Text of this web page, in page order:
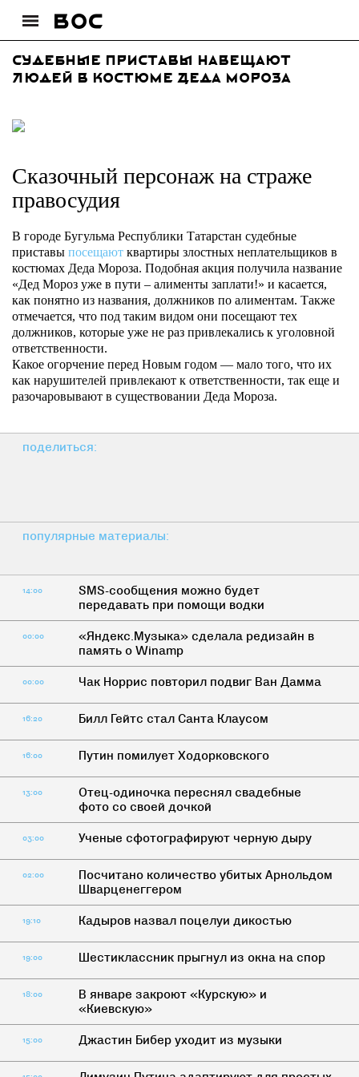
Cудебные приставы навещают
людей в костюме Деда Мороза
Сказочный персонаж на страже
правосудия
В городе Бугульма Республики Татарстан судебные
приставы посещают квартиры злостных неплательщиков в
костюмах Деда Мороза. Подобная акция получила название
«Дед Мороз уже в пути – алименты заплати!» и касается,
как понятно из названия, должников по алиментам. Также
отмечается, что под таким видом они посещают тех
должников, которые уже не раз привлекались к уголовной
ответственности.
Какое огорчение перед Новым годом — мало того, что их
как нарушителей привлекают к ответственности, так еще и
разочаровывают в существовании Деда Мороза.
поделиться:
популярные материалы:
14:00
SMS-сообщения можно будет
передавать при помощи водки
00:00
«Яндекс.Музыка» сделала редизайн в
память о Winamp
00:00 Чак Норрис повторил подвиг Ван Дамма
16:20 Билл Гейтс стал Санта Клаусом
16:00 Путин помилует Ходорковского
13:00
Отец-одиночка переснял свадебные
фото со своей дочкой
03:00 Ученые сфотографируют черную дыру
02:00
Посчитано количество убитых Арнольдом
Шварценеггером
19:10 Кадыров назвал поцелуи дикостью
19:00 Шестиклассник прыгнул из окна на спор
18:00
В январе закроют «Курскую» и
«Киевскую»
15:00 Джастин Бибер уходит из музыки